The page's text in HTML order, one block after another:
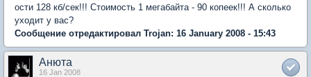
ости 128 кб/сек!!! Стоимость 1 мегабайта - 90 копеек!!! А сколько
уходит у вас?
Сообщение отредактировал Trojan: 16 January 2008 - 15:43
Анюта
16 Jan 2008